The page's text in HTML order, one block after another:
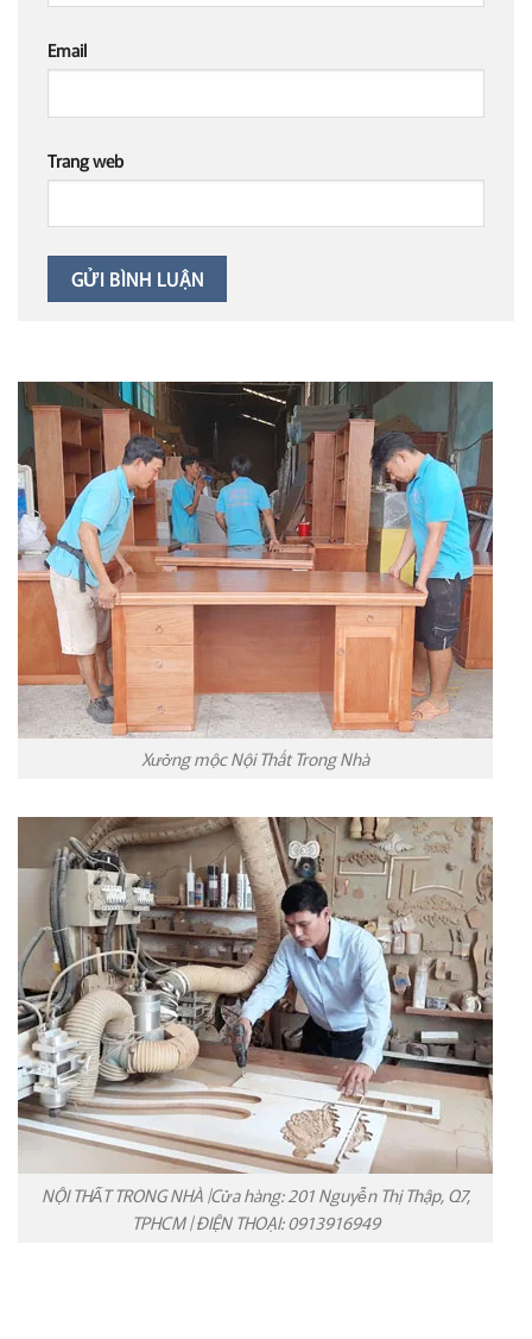
Email
Trang web
Xưởng mộc Nội Thất Trong Nhà
NỘI THẤT TRONG NHÀ |Cửa hàng: 201 Nguyễn Thị Thập, Q7,
TPHCM | ĐIỆN THOẠI: 0913916949